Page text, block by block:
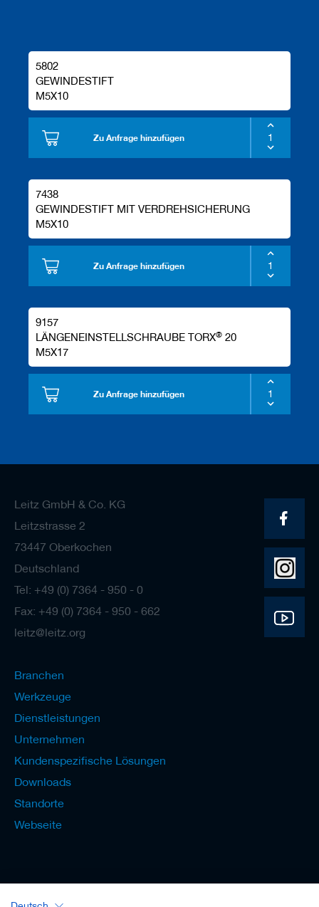
5802
GEWINDESTIFT
M5X10
Zu Anfrage hinzufügen
7438
GEWINDESTIFT MIT VERDREHSICHERUNG
M5X10
Zu Anfrage hinzufügen
9157
LÄNGENEINSTELLSCHRAUBE TORX® 20
M5X17
Zu Anfrage hinzufügen
Leitz GmbH & Co. KG
Leitzstrasse 2
73447 Oberkochen
Deutschland
Tel: +49 (0) 7364 - 950 - 0
Fax: +49 (0) 7364 - 950 - 662
leitz@leitz.org
Branchen
Werkzeuge
Dienstleistungen
Unternehmen
Kundenspezifische Lösungen
Downloads
Standorte
Webseite